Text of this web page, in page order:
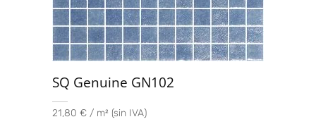
SQ Genuine GN102
21,80 € / m² (sin IVA)